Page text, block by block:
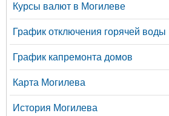
Курсы валют в Могилеве
График отключения горячей воды
График капремонта домов
Карта Могилева
История Могилева